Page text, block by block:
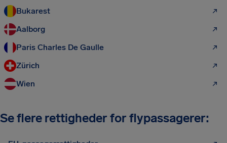
Bukarest
Aalborg
Paris Charles De Gaulle
Zürich
Wien
Se flere rettigheder for flypassagerer: